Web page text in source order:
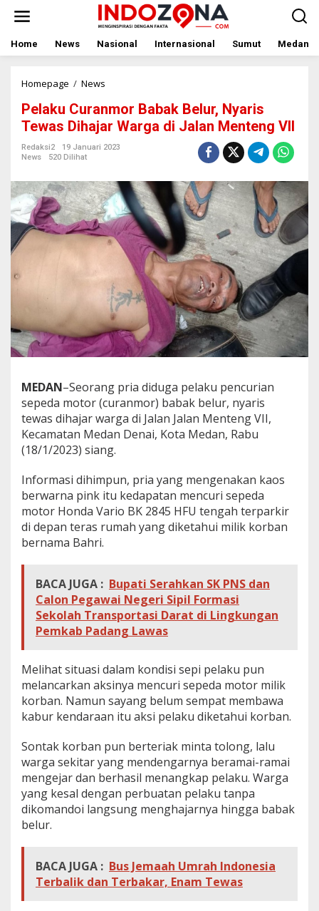
Home News Nasional Internasional Sumut Medan
Homepage / News
Babak
Belur,
Nyaris
Tewas
di
Jalan
Menteng
VII
Pelaku Curanmor Babak Belur, Nyaris
Tewas Dihajar Warga di Jalan Menteng VII
Redaksi2
19 Januari 2023
News
520 Dilihat
MEDAN–Seorang pria diduga pelaku pencurian
sepeda motor (curanmor) babak belur, nyaris
tewas dihajar warga di Jalan Jalan Menteng VII,
Kecamatan Medan Denai, Kota Medan, Rabu
(18/1/2023) siang.
Informasi dihimpun, pria yang mengenakan kaos
berwarna pink itu kedapatan mencuri sepeda
motor Honda Vario BK 2845 HFU tengah terparkir
di depan teras rumah yang diketahui milik korban
bernama Bahri.
BACA JUGA : Bupati Serahkan SK PNS dan
Calon Pegawai Negeri Sipil Formasi
Sekolah Transportasi Darat di Lingkungan
Pemkab Padang Lawas
Melihat situasi dalam kondisi sepi pelaku pun
melancarkan aksinya mencuri sepeda motor milik
korban. Namun sayang belum sempat membawa
kabur kendaraan itu aksi pelaku diketahui korban.
Sontak korban pun berteriak minta tolong, lalu
warga sekitar yang mendengarnya beramai-ramai
mengejar dan berhasil menangkap pelaku. Warga
yang kesal dengan perbuatan pelaku tanpa
dikomandoi langsung menghajarnya hingga babak
belur.
BACA JUGA : Bus Jemaah Umrah Indonesia
Terbalik dan Terbakar, Enam Tewas